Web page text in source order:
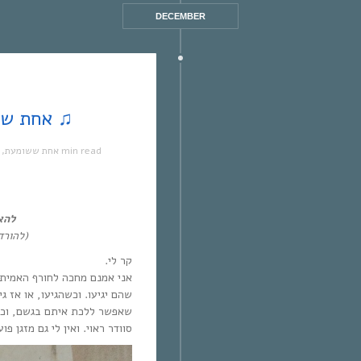
DECEMBER
♫ אחת ששומעת #77 | 6/1/13 | קר לי ♫
אחת ששומעת, 1 min read
קר לי.
אני אמנם מחכה לחורף
שהם יגיעו. וכשהגיעו, או אז
שאפשר ללכת איתם בגשם,
סוודר ראוי. ואין לי גם מזגן